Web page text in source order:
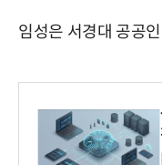
임성은 서경대 공공